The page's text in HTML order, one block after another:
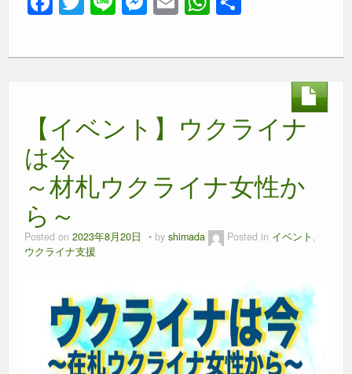
a
c
o
o
k
wi
tt
n
e
e
ss
g
er
m
ail
h
at
p
p
【イベント】ウクライナ
は今
～材札ウクライナ女性か
ら～
Posted on 2023年8月20日 by shimada Posted in イベント ,
ウクライナ支援